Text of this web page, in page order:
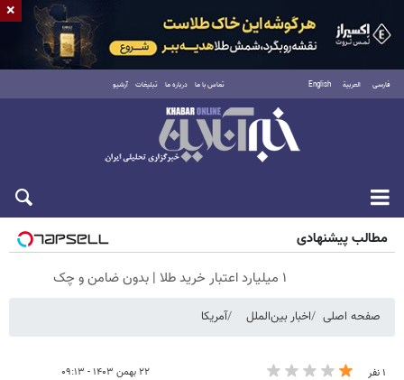
فارسی العربية English تماس با ما درباره ما تبلیغات آرشیو
جمعه ۱۶ مرداد ۱۴۰۵
مطالب پیشنهادی
۱ میلیارد اعتبار خرید طلا | بدون ضامن و چک
صفحه اصلی اخبار بین‌الملل آمریکا
۱ نفر ۲۲ بهمن ۱۴۰۳ - ۰۹:۱۳
×